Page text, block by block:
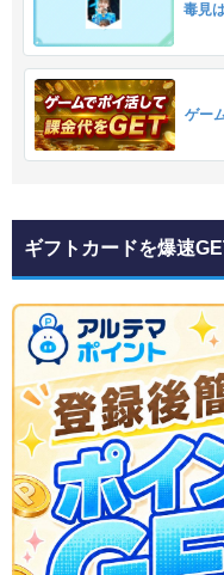
毒見
ゲー
ギフトカードを爆速